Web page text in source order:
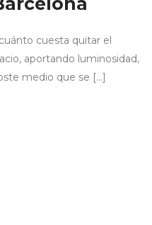
cuesta quitar el
aportando luminosidad,
medio que se […]